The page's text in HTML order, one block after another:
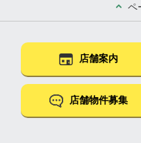
ペ
店舗案内
店舗物件募集